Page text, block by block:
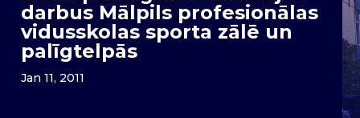
darbus Mālpils profesionālas
vidusskolas sporta zālē un
palīgtelpās
Jan 11, 2011